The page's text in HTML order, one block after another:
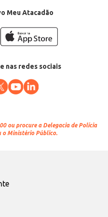
Meu Atacadão
nas redes sociais
ou procure a Delegacia de Polícia
o Ministério Público.